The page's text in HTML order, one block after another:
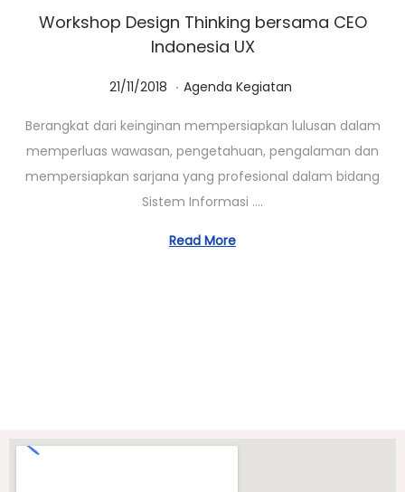
Workshop Design Thinking bersama CEO
Indonesia UX
Posted on
21/11/2018
/
1
0
/
2
. Posted in
Agenda Kegiatan
Berangkat dari keinginan mempersiapkan lulusan dalam
memperluas wawasan, pengetahuan, pengalaman dan
mempersiapkan sarjana yang profesional dalam bidang
Sistem Informasi ….
Read More